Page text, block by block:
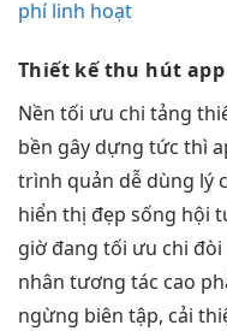
phí linh hoạt
Thiết kếthu hút
Nền tối ưu chi tảng
bền gây dựng tức thì
trình quản dễ dùng lý
hiển thị đẹp sống hội
giờ đang tối ưu chi đòi
nhân tương tác cao
ngừng biên tập, cải